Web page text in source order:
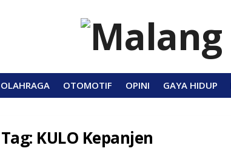
OLAHRAGA OTOMOTIF OPINI GAYA HIDUP
Tag: KULO Kepanjen